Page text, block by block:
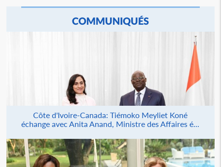
COMMUNIQUÉS
Côte d'Ivoire-Canada: Tiémoko Meyliet Koné
échange avec Anita Anand, Ministre des Affaires é...